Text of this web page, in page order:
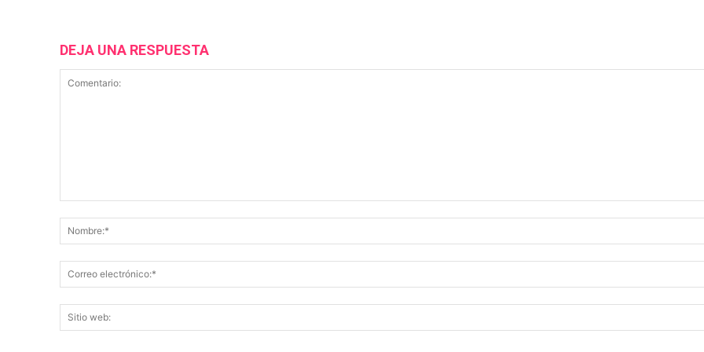
DEJA UNA RESPUESTA